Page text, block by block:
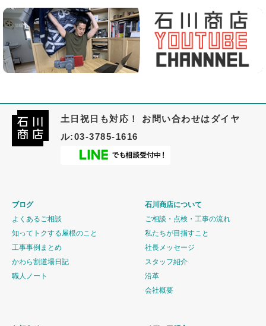
土日祝日も対応！ お問い合わせはダイヤ
ル:03-3785-1616
ブログ
よくあるご相談
知ってトクする屋根のこと
工事事例まとめ
かわら割道場日記
職人ノート
石川商店について
ご相談・点検・工事の流れ
私たちが目指すこと
社長メッセージ
スタッフ紹介
沿革
会社概要